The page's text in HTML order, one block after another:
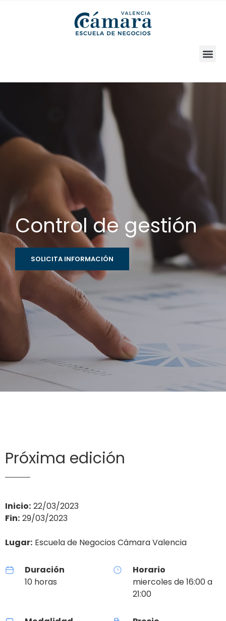
SOLICITA INFORMACIÓN
Control de gestión
SOLICITA INFORMACIÓN
Próxima edición
Inicio: 22/03/2023
Fin: 29/03/2023
Lugar: Escuela de Negocios Cámara Valencia
Duración
10 horas
Horario
miercoles de 16:00 a
21:00